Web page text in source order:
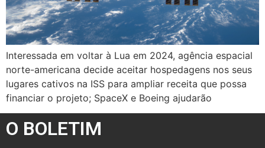
Interessada em voltar à Lua em 2024, agência espacial
norte-americana decide aceitar hospedagens nos seus
lugares cativos na ISS para ampliar receita que possa
financiar o projeto; SpaceX e Boeing ajudarão
O BOLETIM